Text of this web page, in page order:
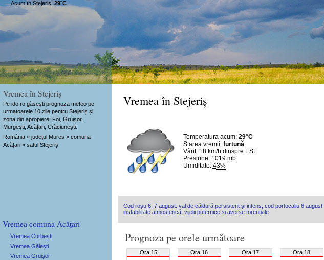
Vremea în Stejeriș
Pe ido.ro găsești prognoza meteo pe
urmatoarele 10 zile pentru Stejeriș și
zona din apropiere: Foi, Gruișor,
Murgești, Acățari, Crăciunești.
România » județul Mures » comuna
Acățari » satul Stejeriș
Vremea în Stejeriș
Temperatura acum: 29°C
Starea vremii: furtună
Vânt: 18 km/h dinspre ESE
Presiune: 1019 mb
Umiditate: 43%
Acum în Stejeris:29˚C
Cod roșu 6, 7 august: val de căldură persistent și intens; cod portocaliu 6 august:
instabilitate atmosferică, vijelii puternice și averse torențiale
Prognoza pe orele următoare
Ora 15 Ora 16 Ora 17 Ora 18
Vremea comuna Acățari
Vremea Corbești
Vremea Găiești
Vremea Gruișor